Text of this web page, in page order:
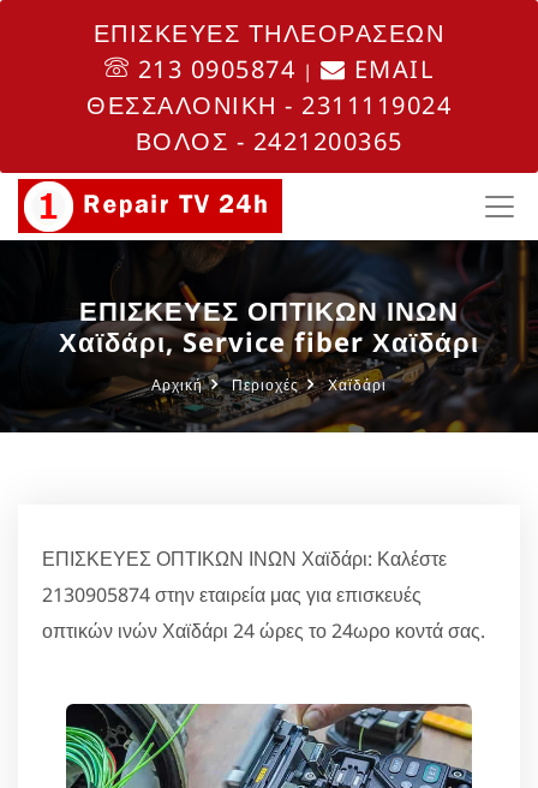
ΕΠΙΣΚΕΥΕΣ ΤΗΛΕΟΡΑΣΕΩΝ
213 0905874 |
EMAIL
ΘΕΣΣΑΛΟΝΙΚΗ - 2311119024
ΒΟΛΟΣ - 2421200365
ΕΠΙΣΚΕΥΕΣ ΟΠΤΙΚΩΝ ΙΝΩΝ
Χαϊδάρι, Service fiber Χαϊδάρι
Αρχική Περιοχές Χαϊδάρι
ΕΠΙΣΚΕΥΕΣ ΟΠΤΙΚΩΝ ΙΝΩΝ Χαϊδάρι: Καλέστε
2130905874 στην εταιρεία μας για επισκευές
οπτικών ινών Χαϊδάρι 24 ώρες το 24ωρο κοντά σας.